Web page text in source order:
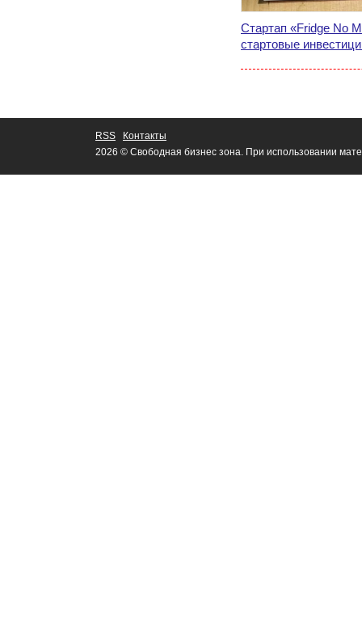
Стартап «Fridge No
стартовые
RSS
Контакты
2026 © Свободная бизнес зона. При использовании